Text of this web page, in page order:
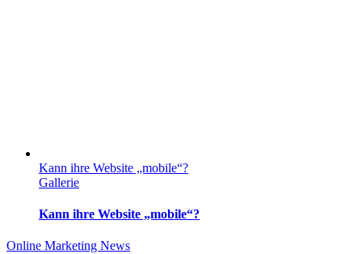
Kann ihre Website „mobile“?
Gallerie
Kann ihre Website „mobile“?
Online Marketing News